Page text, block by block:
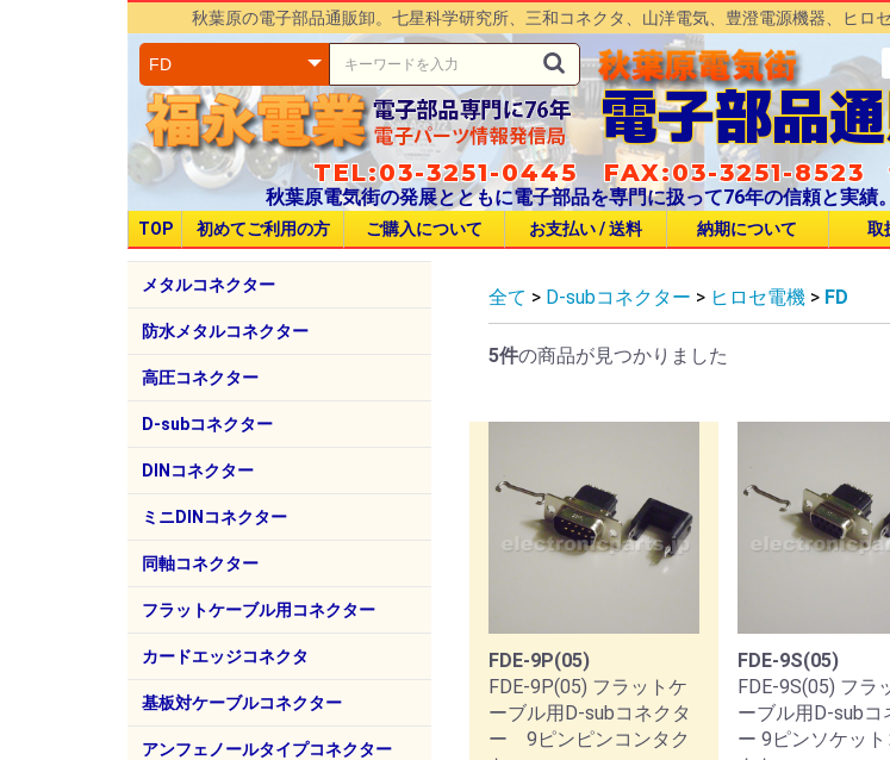
秋葉原の電子部品通販卸。七星科学研究所、三和コネクタ、山洋電気、豊澄電源機器、ヒ
電子部品
TEL:03-3251-0445 FAX:03-3251-8523
秋葉原電気街の発展とともに電子部品を専門に扱って76年の信頼と実
TOP 初めてご利用の方 ご購入について お支払い / 送料 納期について 取
メタルコネクター
七星科学研究所 NCS NCS Φ14
NCS Φ16
NCS Φ25
NCS Φ30
NCS
NCS
NCS Φ60
NCS Φ64
NJC NJC Φ16
NJC Φ20
NJC Φ24
NJC Φ28
NJC Φ32
NR NR Φ20
NR Φ24
NET NET Φ20
NET Φ24
NET Φ28
NET Φ32
NT
圧着タイプ
三和コネクタ研究所 SCK SCK Φ12
SCK Φ14
SCK Φ16
SCK Φ20
SCK Φ25
SCK Φ30
SCK Φ40
SCK Φ50
SCH SCH Φ14
SCH Φ16
SCH Φ20
SCH Φ25
SCH Φ30
SCH Φ40
BTS BTS Φ12
BTS Φ16
BTS Φ21
BTS Φ25
多治見無線電機（TMW） PRC03
PRC04
EPRC05
R01
R03
ER05
ヒロセ電機（HRS） HR10
HR10A
KMC
SR30
RM15
RM12
JR JR Φ13
JR Φ16
JR Φ21
JR Φ25
HS
日本航空電子工業（JAE） SRCN SRCN Φ13
SRCN Φ16
SRCN Φ21
SRCN Φ25
N/MS
日電商工（NDSK） CF CF65
CF55
CF30
CF16
CF25
CF35
CF45
第一電子工業（DDK）
三和電気工業
京王電機製作所
防水メタルコネクター
七星科学研究所
多治見無線電機
日電商工
アメリカン電機
高圧コネクター
七星科学研究所 NHVC NHVC Φ30
NHVC Φ90
NHVC
NHVC
D-subコネクター
第一電子工業
ヒロセ電機
日本航空電子工業（JAE）
HO CHIEN
DINコネクター
ホシデン
ミニDINコネクター
ホシデン
同軸コネクター
I-PEX（旧第一精工）
トーコネ
第一コネクター
多治見無線電機
京王電機製作所
SMK
マル信無線電機
TDB
エムエスケイ
シンワエレクトリック
フラットケーブル用コネクター
ヒロセ電機
カードエッジコネクタ
基板対ケーブルコネクター
ヒロセ電機 HIF3
HIF6
I-PEX（第一精工） EVAFLEX
CABLINE
アンフェノールタイプコネクター
全て > D-subコネクター > ヒロセ電機 > FD
5件の商品が見つかりました
FDE-9P(05)
FDE-9P(05) フラットケ
ーブル用D-subコネクタ
ー 9ピンピンコンタク
FDE-9S(05)
FDE-9S(05) フラ
ーブル用D-subコ
ー 9ピンソケット